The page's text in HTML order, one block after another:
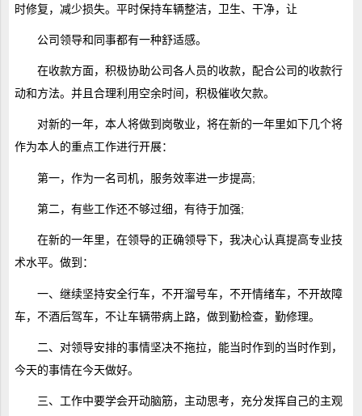
时修复，减少损失。平时保持车辆整洁，卫生、干净，让
公司领导和同事都有一种舒适感。
在收款方面，积极协助公司各人员的收款，配合公司的收款行
动和方法。并且合理利用空余时间，积极催收欠款。
对新的一年，本人将做到岗敬业，将在新的一年里如下几个将
作为本人的重点工作进行开展：
第一，作为一名司机，服务效率进一步提高;
第二，有些工作还不够过细，有待于加强;
在新的一年里，在领导的正确领导下，我决心认真提高专业技
术水平。做到：
一、继续坚持安全行车，不开溜号车，不开情绪车，不开故障
车，不酒后驾车，不让车辆带病上路，做到勤检查，勤修理。
二、对领导安排的事情坚决不拖拉，能当时作到的当时作到，
今天的事情在今天做好。
三、工作中要学会开动脑筋，主动思考，充分发挥自己的主观